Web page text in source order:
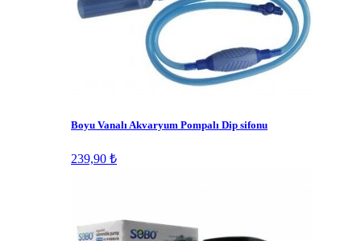
Boyu Vanalı Akvaryum Pompalı Dip sifonu
239,90 ₺